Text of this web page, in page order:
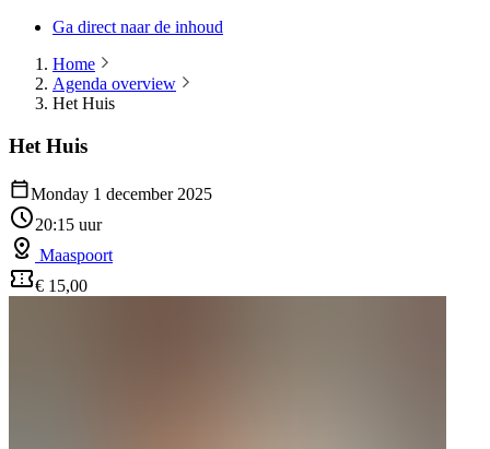
Ga direct naar de inhoud
Home
Agenda overview
Het Huis
Het Huis
Monday 1 december 2025
20:15 uur
Maaspoort
€ 15,00